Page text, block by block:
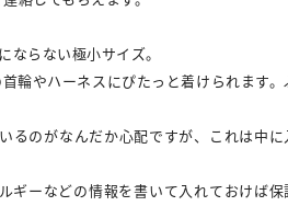
らない極小サイズ。
輪やハーネスにぴたっと着けられます。
るのがなんだか心配ですが、これは中に
ギーなどの情報を書いて入れておけば保